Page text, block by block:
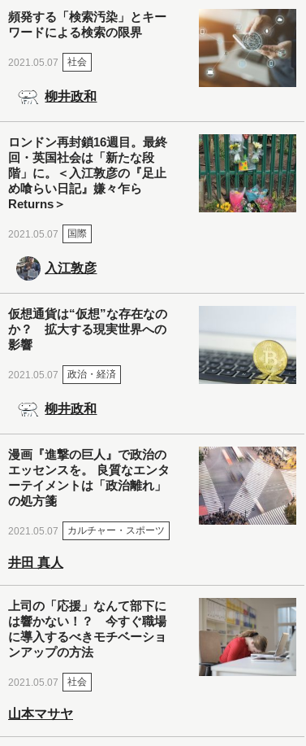
頻発する「検索汚染」とキー
ワードによる検索の限界
2021.05.07 社会
柳井政和
ロンドン再封鎖16週目。最終
回・英国社会は「新たな段
階」に。＜入江敦彦の『足止
め喰らい日記』嫌々乍ら
Returns＞
2021.05.07 国際
入江敦彦
仮想通貨は“仮想”な存在なの
か？ 拡大する現実世界への
影響
2021.05.07 政治・経済
柳井政和
漫画『進撃の巨人』で政治の
エッセンスを。 良質なエンタ
ーテイメントは「政治離れ」
の処方箋
2021.05.07 カルチャー・スポーツ
井田 真人
上司の「応援」なんて部下に
は響かない！？ 今すぐ職場
に導入するべきモチベーショ
ンアップの方法
2021.05.07 社会
山本マサヤ